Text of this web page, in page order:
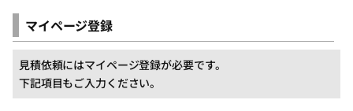
マイページ登録
見積依頼にはマイページ登録が必要です。
下記項目もご入力ください。